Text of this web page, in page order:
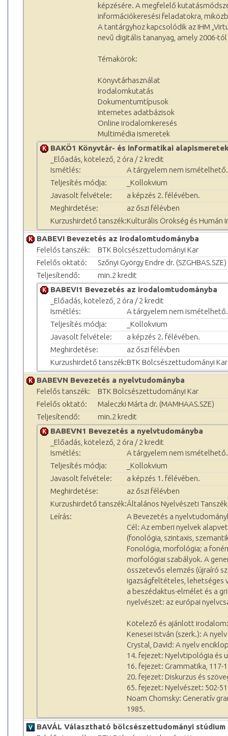
képzésére. A megfelelő
információkeresési feladatokra,
A tantárgyhoz kapcsolódik az IHM
nevű digitális tananyag, amely 2006-
Témakörök:
Könyvtárhasználat
Irodalomkutatás
Dokumentumtípusok
Internetes adatbázisok
Online irodalomkeresés
Multimédia ismeretek
BAKÖ1 Könyvtár- és informatikai
_Előadás, kötelező, 2 óra / 2 kredit
Ismétlés:
A tárgyelem nem ismételhető.
Teljesítés módja:
_Kollokvium
Javasolt felvétele:
a képzés 2. félévében.
Meghirdetése:
az őszi félévben
Kurzushirdető tanszék:Kulturális Örökség és Humán
BABEVI Bevezetés az irodalomtudományba
Felelős tanszék:
BTK Bölcsészettudományi Kar
Felelős oktató:
Szőnyi György Endre dr. (SZGHBAS.SZE)
Teljesítendő:
min.2 kredit
BABEVI1 Bevezetés az irodalomtudományba
_Előadás, kötelező, 2 óra / 2 kredit
Ismétlés:
A tárgyelem nem ismételhető.
Teljesítés módja:
_Kollokvium
Javasolt felvétele:
a képzés 2. félévében.
Meghirdetése:
az őszi félévben
Kurzushirdető tanszék:BTK Bölcsészettudományi Kar
BABEVN Bevezetés a nyelvtudományba
Felelős tanszék:
BTK Bölcsészettudományi Kar
Felelős oktató:
Maleczki Márta dr. (MAMHAAS.SZE)
Teljesítendő:
min.2 kredit
BABEVN1 Bevezetés a nyelvtudományba
_Előadás, kötelező, 2 óra / 2 kredit
Ismétlés:
A tárgyelem nem ismételhető.
Teljesítés módja:
_Kollokvium
Javasolt felvétele:
a képzés 1. félévében.
Meghirdetése:
az őszi félévben
Kurzushirdető tanszék:Általános Nyelvészeti Tanszék
Leírás:
A Bevezetés a
Cél: Az emberi nyelvek
(fonológia, szintaxis,
Fonológia, morfológia; a
morfológiai szabályok. A
összetevős elemzés (újraíró
igazságfeltételes, lehetséges
a beszédaktus-elmélet és a
nyelvészet: az európai
Kötelező és ajánlott irodalom:
Kenesei István (szerk.): A
Crystal, David: A nyelv
14. fejezet: Nyelvtipológia és
16. fejezet: Grammatika, 117-
20. fejezet: Diskurzus és
65. fejezet: Nyelvészet: 502-
Noam Chomsky: Generatív
1985.
BAVÁL Választható bölcsészettudományi stúdium